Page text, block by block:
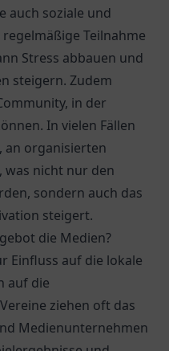
auch soziale und
Teilnahme
Stress abbauen und
steigern. Zudem
in der
In vielen Fällen
an organisierten
nicht nur den
sondern auch das
steigert.
die Medien?
Einfluss auf die lokale
auf die
ziehen oft das
Medienunternehmen